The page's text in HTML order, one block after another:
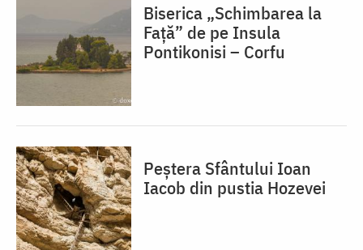
Biserica „Schimbarea la
Față” de pe Insula
Pontikonisi – Corfu
Peștera Sfântului Ioan
Iacob din pustia Hozevei